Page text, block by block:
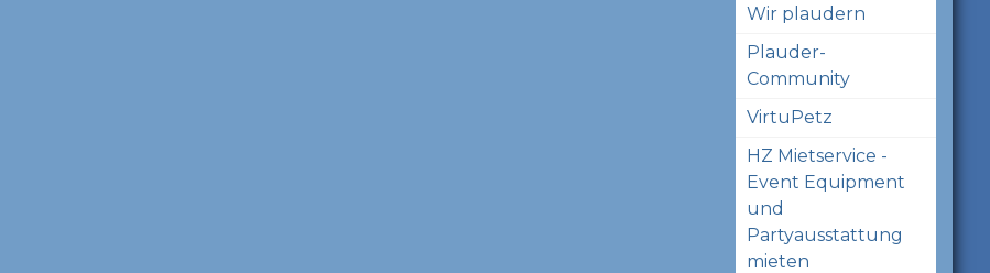
Wir plaudern
Plauder-
Community
VirtuPetz
HZ Mietservice -
Event Equipment
und
Partyausstattung
mieten